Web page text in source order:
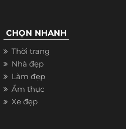
CHỌN NHANH
Thời trang
Nhà đẹp
Làm đẹp
Ẩm thực
Xe đẹp